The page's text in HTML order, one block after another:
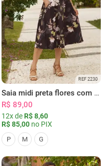
REF 2230
Saia midi preta flores com bolsos
R$ 89,00
12x de R$ 8,60
R$ 85,00 no PIX
P M G